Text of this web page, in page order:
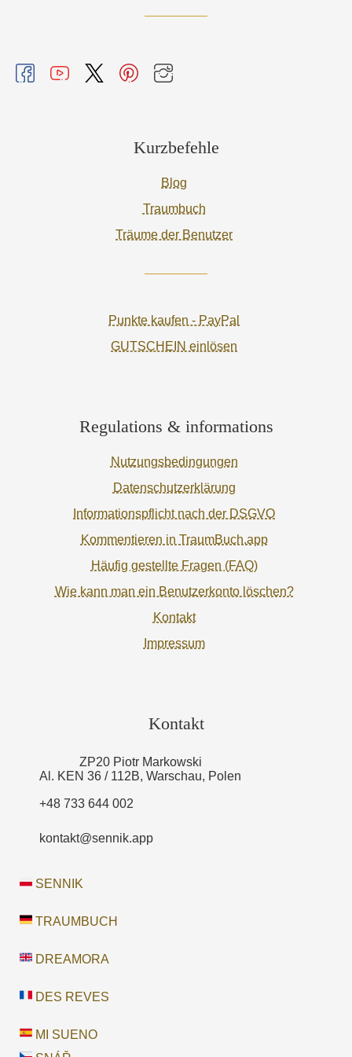
Kurzbefehle
Blog
Traumbuch
Träume der Benutzer
Punkte kaufen - PayPal
GUTSCHEIN einlösen
Regulations & informations
Nutzungsbedingungen
Datenschutzerklärung
Informationspflicht nach der DSGVO
Kommentieren in TraumBuch.app
Häufig gestellte Fragen (FAQ)
Wie kann man ein Benutzerkonto löschen?
Kontakt
Impressum
Kontakt
ZP20 Piotr Markowski
Al. KEN 36 / 112B, Warschau, Polen
+48 733 644 002
kontakt@sennik.app
SENNIK
TRAUMBUCH
DREAMORA
DES REVES
MI SUENO